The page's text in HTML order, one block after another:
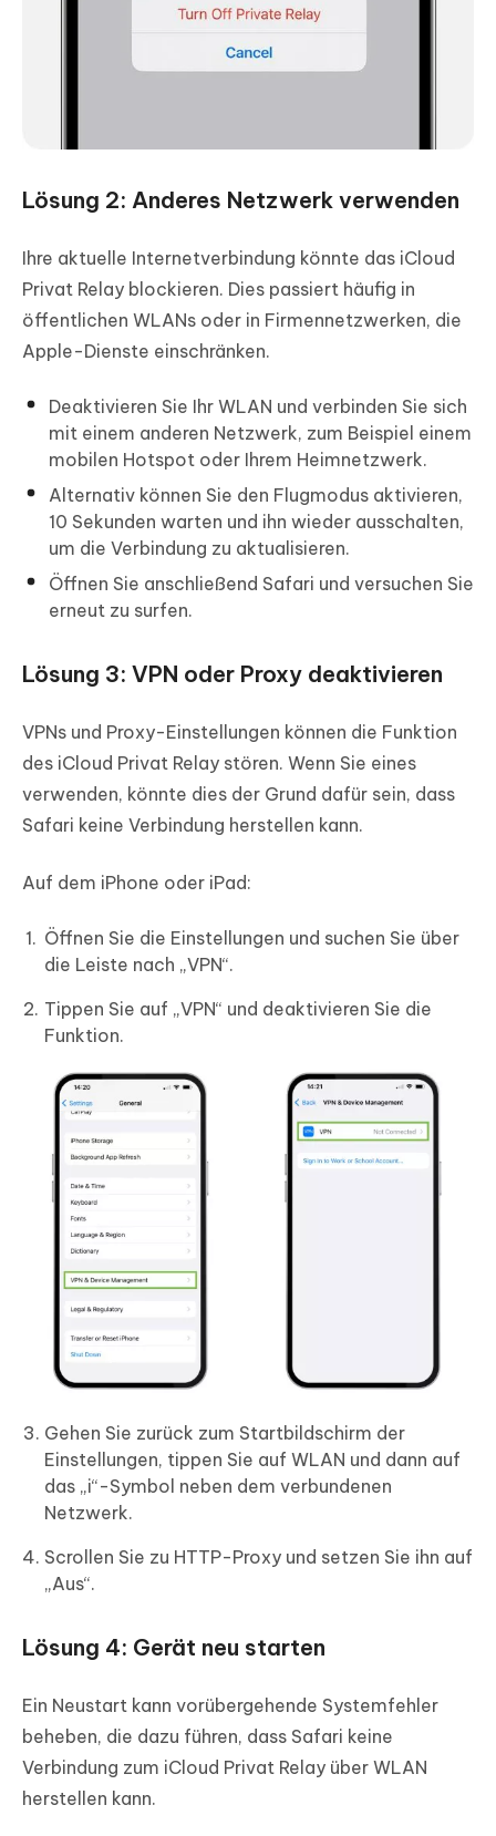
Lösung 2: Anderes Netzwerk verwenden
Ihre aktuelle Internetverbindung könnte das iCloud
Privat Relay blockieren. Dies passiert häufig in
öffentlichen WLANs oder in Firmennetzwerken, die
Apple-Dienste einschränken.
Deaktivieren Sie Ihr WLAN und verbinden Sie sich
mit einem anderen Netzwerk, zum Beispiel einem
mobilen Hotspot oder Ihrem Heimnetzwerk.
Alternativ können Sie den Flugmodus aktivieren,
10 Sekunden warten und ihn wieder ausschalten,
um die Verbindung zu aktualisieren.
Öffnen Sie anschließend Safari und versuchen Sie
erneut zu surfen.
Lösung 3: VPN oder Proxy deaktivieren
VPNs und Proxy-Einstellungen können die Funktion
des iCloud Privat Relay stören. Wenn Sie eines
verwenden, könnte dies der Grund dafür sein, dass
Safari keine Verbindung herstellen kann.
Auf dem iPhone oder iPad:
Öffnen Sie die Einstellungen und suchen Sie über
die Leiste nach „VPN“.
Tippen Sie auf „VPN“ und deaktivieren Sie die
Funktion.
Gehen Sie zurück zum Startbildschirm der
Einstellungen, tippen Sie auf WLAN und dann auf
das „i“-Symbol neben dem verbundenen
Netzwerk.
Scrollen Sie zu HTTP-Proxy und setzen Sie ihn auf
„Aus“.
Lösung 4: Gerät neu starten
Ein Neustart kann vorübergehende Systemfehler
beheben, die dazu führen, dass Safari keine
Verbindung zum iCloud Privat Relay über WLAN
herstellen kann.